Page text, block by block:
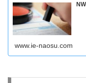
www.ie-naosu.com